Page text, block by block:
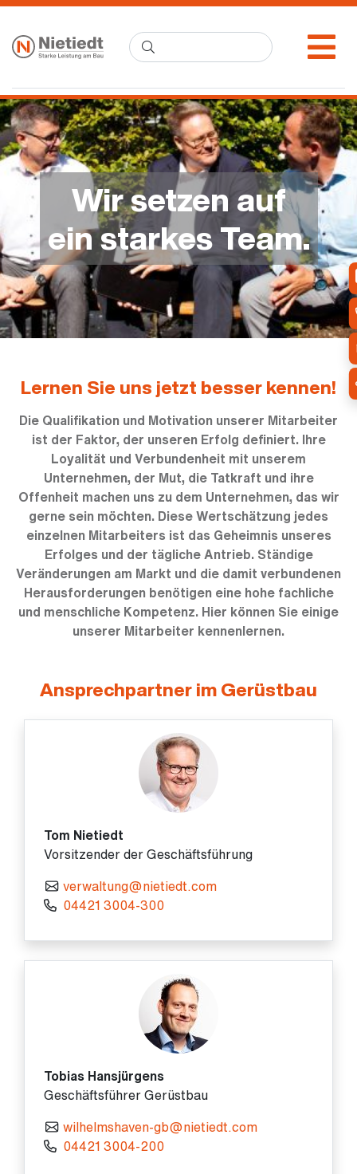
Wir setzen auf
ein starkes Team.
Lernen Sie uns jetzt besser kennen!
Die Qualifikation und Motivation unserer Mitarbeiter
ist der Faktor, der unseren Erfolg definiert. Ihre
Loyalität und Verbundenheit mit unserem
Unternehmen, der Mut, die Tatkraft und ihre
Offenheit machen uns zu dem Unternehmen, das wir
gerne sein möchten. Diese Wertschätzung jedes
einzelnen Mitarbeiters ist das Geheimnis unseres
Erfolges und der tägliche Antrieb. Ständige
Veränderungen am Markt und die damit verbundenen
Herausforderungen benötigen eine hohe fachliche
und menschliche Kompetenz. Hier können Sie einige
unserer Mitarbeiter kennenlernen.
Ansprechpartner im Gerüstbau
Tom Nietiedt
Vorsitzender der Geschäftsführung
verwaltung@nietiedt.com
04421 3004-300
Tobias Hansjürgens
Geschäftsführer Gerüstbau
wilhelmshaven-gb@nietiedt.com
04421 3004-200